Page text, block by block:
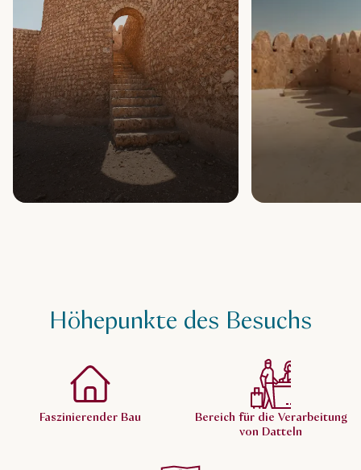
Höhepunkte des Besuchs
Faszinierender Bau
Bereich für die Verarbeitung
von Datteln